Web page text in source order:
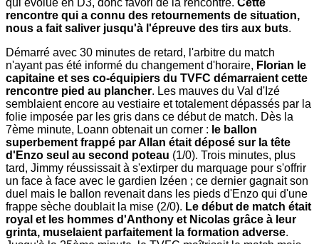
rencontre qui a connu des retournements de situation,
nous a fait saliver jusqu'à l'épreuve des tirs aux buts.
Démarré avec 30 minutes de retard, l'arbitre du match
n'ayant pas été informé du changement d'horaire, Florian le
capitaine et ses co-équipiers du TVFC démarraient cette
rencontre pied au plancher. Les mauves du Val d'Izé
semblaient encore au vestiaire et totalement dépassés par la
folie imposée par les gris dans ce début de match. Dès la
7ème minute, Loann obtenait un corner : le ballon
superbement frappé par Allan était déposé sur la tête
d'Enzo seul au second poteau (1/0). Trois minutes, plus
tard, Jimmy réussissait à s'extirper du marquage pour s'offrir
un face à face avec le gardien Izéen ; ce dernier gagnait son
duel mais le ballon revenait dans les pieds d'Enzo qui d'une
frappe sèche doublait la mise (2/0). Le début de match était
royal et les hommes d'Anthony et Nicolas grâce à leur
grinta, muselaient parfaitement la formation adverse.